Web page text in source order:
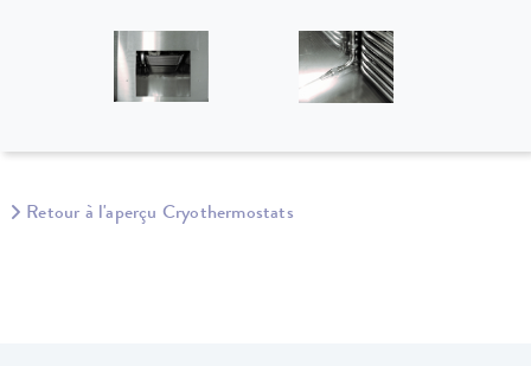
Retour à l'aperçu Cryothermostats